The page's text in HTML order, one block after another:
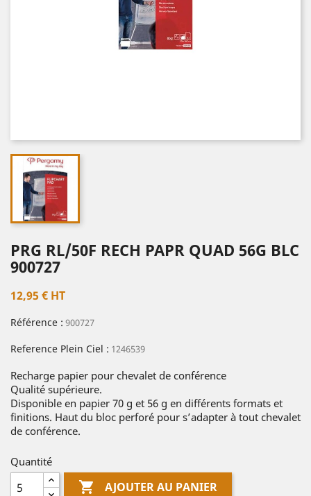
PRG RL/50F RECH PAPR QUAD 56G BLC
900727
12,95 € HT
Référence : 900727
Reference Plein Ciel : 1246539
Recharge papier pour chevalet de conférence
Qualité supérieure.
Disponible en papier 70 g et 56 g en différents formats et
finitions. Haut du bloc perforé pour s’adapter à tout chevalet
de conférence.
Quantité
 AJOUTER AU PANIER